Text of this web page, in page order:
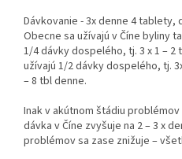
Dávkovanie - 3x denne 4
Obecne sa užívajú v Číne byliny
1/4 dávky dospelého, tj. 3 x 1 –
užívajú 1/2 dávky dospelého, tj.
– 8 tbl denne.
Inak v akútnom štádiu
dávka v Číne zvyšuje na 2 – 3 x
problémov sa zase znižuje –